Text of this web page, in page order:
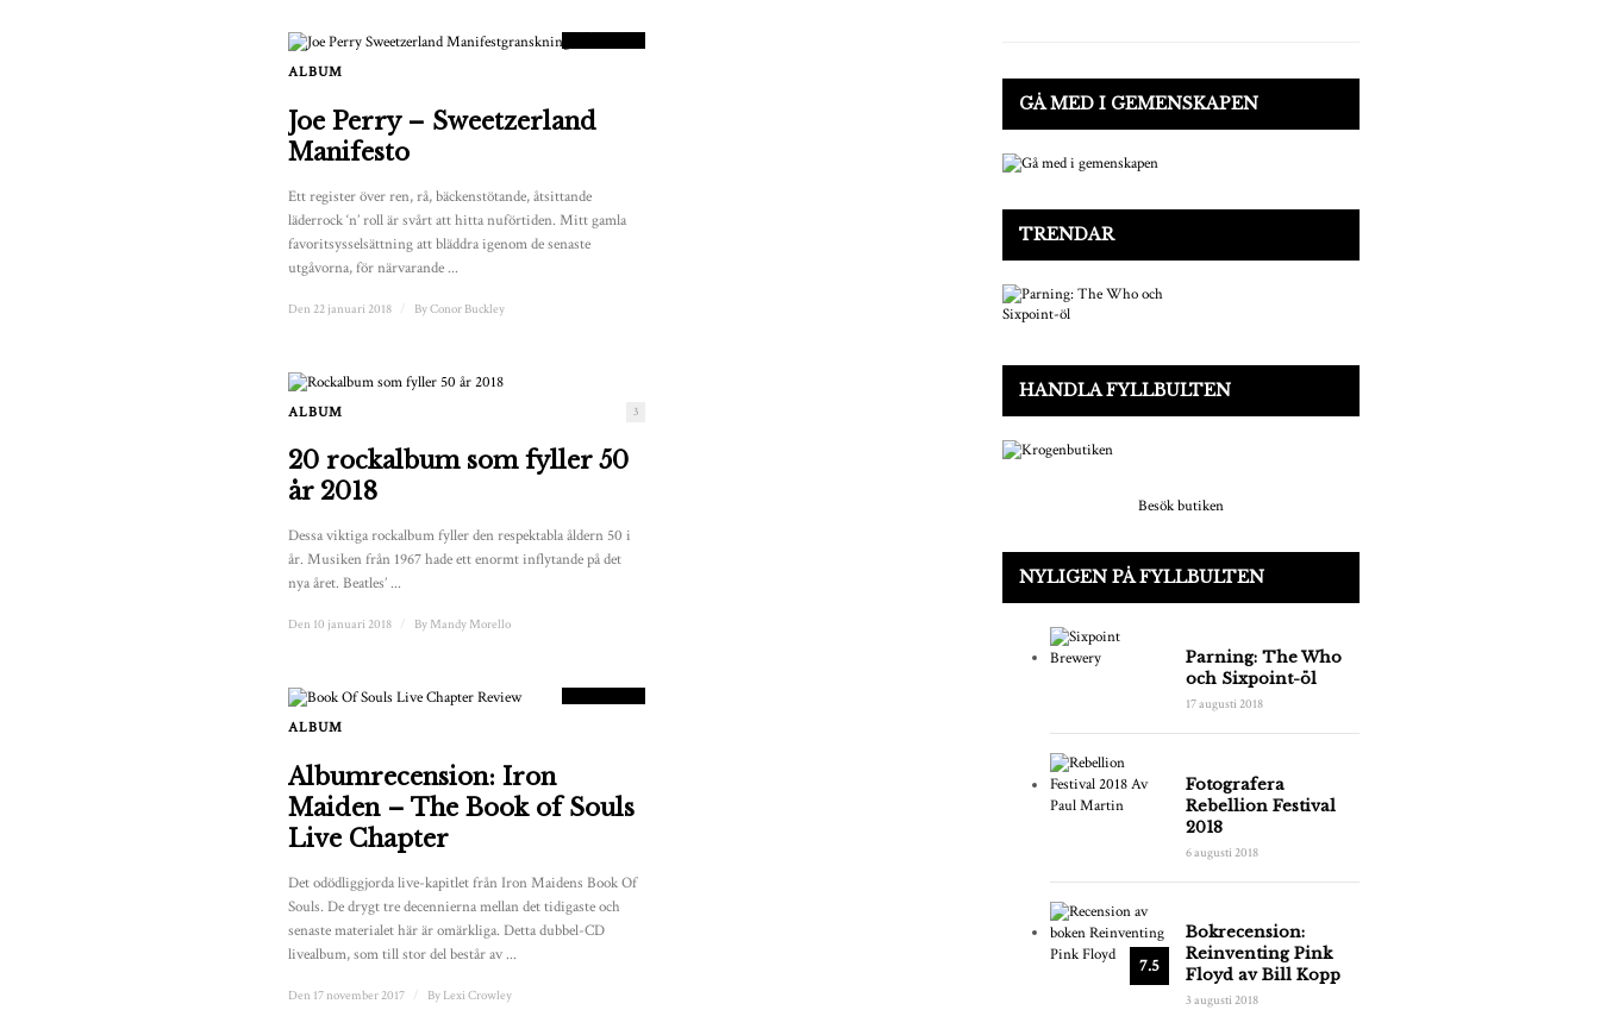
POÄNG
ALBUM
Joe Perry – Sweetzerland
Manifesto
Ett register över ren, rå, bäckenstötande, åtsittande
läderrock ‘n’ roll är svårt att hitta nuförtiden. Mitt gamla
favoritsysselsättning att bläddra igenom de senaste
utgåvorna, för närvarande ...
Den 22 januari 2018 ByConor Buckley
ALBUM 3
20 rockalbum som fyller 50
år 2018
Dessa viktiga rockalbum fyller den respektabla åldern 50 i
år. Musiken från 1967 hade ett enormt inflytande på det
nya året. Beatles’ ...
Den 10 januari 2018 By Mandy Morello
POÄNG
ALBUM
Albumrecension: Iron
Maiden – The Book of Souls
Live Chapter
Det odödliggjorda live-kapitlet från Iron Maidens Book Of
Souls. De drygt tre decennierna mellan det tidigaste och
senaste materialet här är omärkliga. Detta dubbel-CD
livealbum, som till stor del består av ...
Den 17 november 2017 By Lexi Crowley
GÅ MED I GEMENSKAPEN
TRENDAR
HANDLA FYLLBULTEN
Besök butiken
NYLIGEN PÅ FYLLBULTEN
Parning: The Who
och Sixpoint-öl
17 augusti 2018
Fotografera
Rebellion Festival
2018
6 augusti 2018
7.5
Bokrecension:
Reinventing Pink
Floyd av Bill Kopp
3 augusti 2018